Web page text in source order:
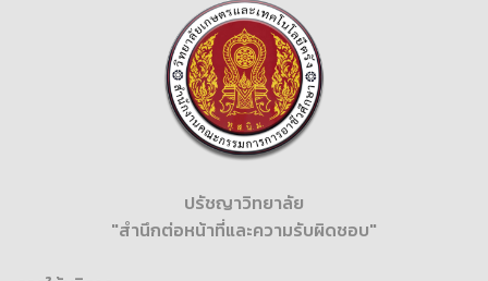
ปรัชญาวิทยาลัย
"สำนึกต่อหน้าที่และความรับผิดชอบ"